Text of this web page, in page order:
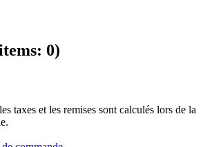
0)
taxes et les remises sont calculés lors de la